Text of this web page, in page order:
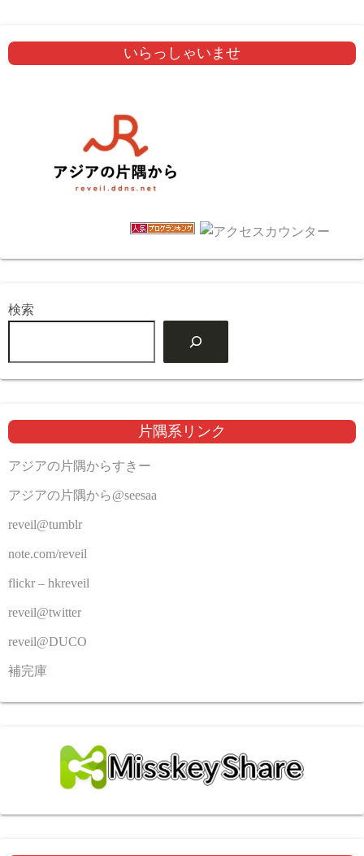
いらっしゃいませ
検索
片隅系リンク
アジアの片隅からすきー
アジアの片隅から@seesaa
reveil@tumblr
note.com/reveil
flickr – hkreveil
reveil@twitter
reveil@DUCO
補完庫